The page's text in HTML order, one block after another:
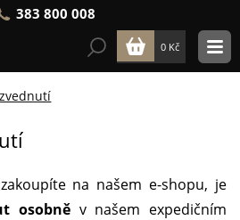
383 800 008
0 Kč
na našem e-shopu, je
osobně v našem expedičním